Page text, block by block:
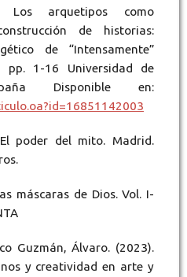
Los arquetipos como
de historias:
de “Intensamente”
pp. 1-16 Universidad de
Disponible en:
poder del mito. Madrid.
máscaras de Dios. Vol. I-
Guzmán, Álvaro. (2023).
y creatividad en arte y